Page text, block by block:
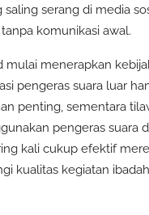
saling serang di media
komunikasi awal.
mulai menerapkan
pengeras suara luar
penting, sementara
pengeras suara
kali cukup efektif
kualitas kegiatan